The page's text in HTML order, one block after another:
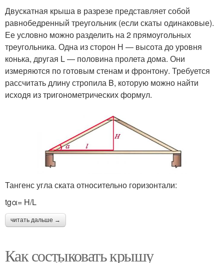
Двускатная крыша в разрезе представляет собой
равнобедренный треугольник (если скаты одинаковые).
Ее условно можно разделить на 2 прямоугольных
треугольника. Одна из сторон Н — высота до уровня
конька, другая L — половина пролета дома. Они
измеряются по готовым стенам и фронтону. Требуется
рассчитать длину стропила B, которую можно найти
исходя из тригонометрических формул.
Тангенс угла ската относительно горизонтали:
tgα= H/L
читать дальше →
Как состыковать крышу